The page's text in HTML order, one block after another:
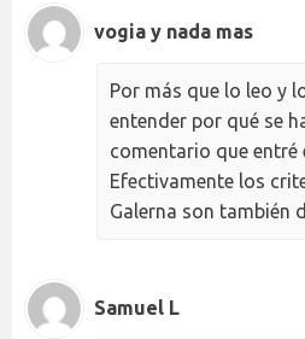
vogia y nada mas
Por más que lo leo y
entender por qué se
comentario que entré
Efectivamente los
Galerna son también
Samuel L